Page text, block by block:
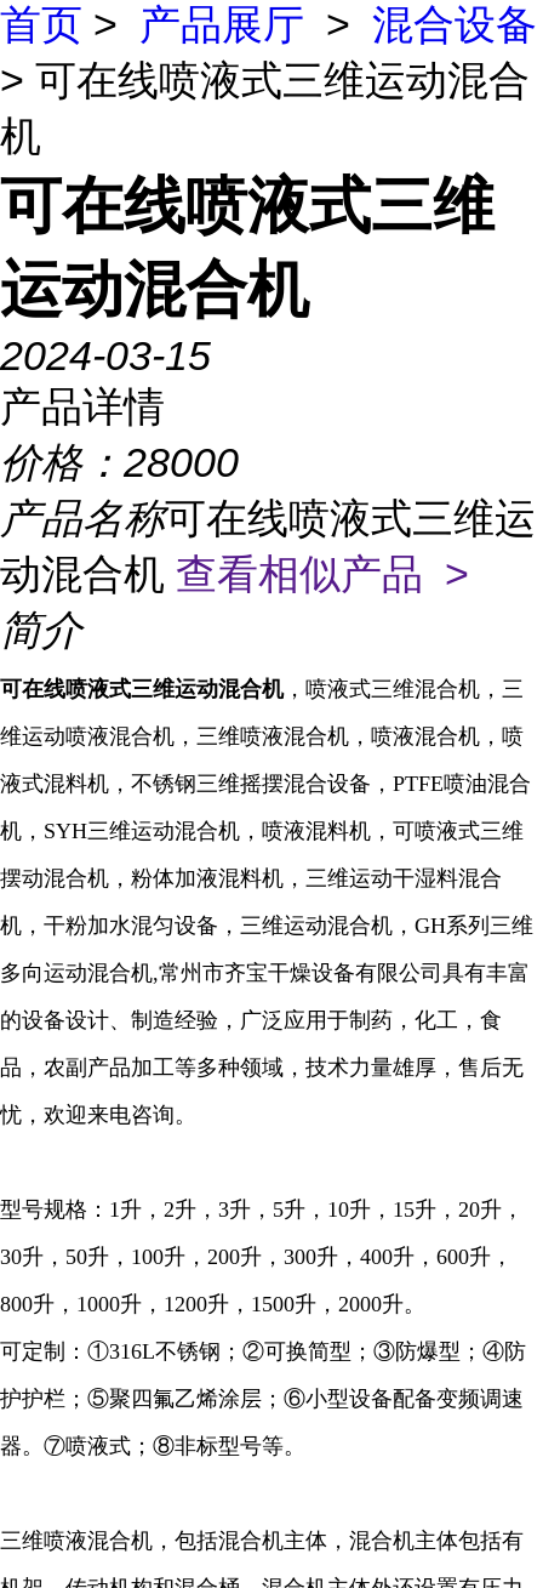
首页 > 产品展厅 > 混合设备
> 可在线喷液式三维运动混合
机
可在线喷液式三维
运动混合机
2024-03-15
产品详情
价格： 28000
产品名称可在线喷液式三维运
动混合机 查看相似产品 >
简介
可在线喷液式三维运动混合机，喷液式三维混合机，三
维运动喷液混合机，三维喷液混合机，喷液混合机，喷
液式混料机，不锈钢三维摇摆混合设备，PTFE喷油混合
机，SYH三维运动混合机，喷液混料机，可喷液式三维
摆动混合机，粉体加液混料机，三维运动干湿料混合
机，干粉加水混匀设备，三维运动混合机，GH系列三维
多向运动混合机,常州市齐宝干燥设备有限公司具有丰富
的设备设计、制造经验，广泛应用于制药，化工，食
品，农副产品加工等多种领域，技术力量雄厚，售后无
忧，欢迎来电咨询。
型号规格：1升，2升，3升，5升，10升，15升，20升，
30升，50升，100升，200升，300升，400升，600升，
800升，1000升，1200升，1500升，2000升。
可定制：①316L不锈钢；②可换简型；③防爆型；④防
护护栏；⑤聚四氟乙烯涂层；⑥小型设备配备变频调速
器。⑦喷液式；⑧非标型号等。
三维喷液混合机，包括混合机主体，混合机主体包括有